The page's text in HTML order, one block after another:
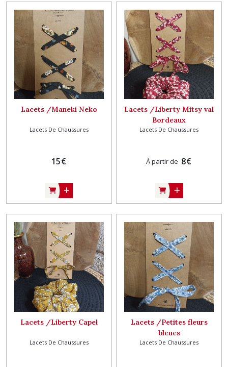
Lacets /Maneki Neko
Lacets De Chaussures
15€
Lacets /Liberty Mitsy val
Bordeaux
Lacets De Chaussures
À partir de 8€
Lacets /Liberty Capel
Lacets De Chaussures
Lacets /Petites fleurs
bleues
Lacets De Chaussures